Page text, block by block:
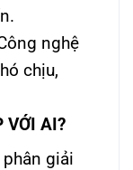
nghệ
chịu,
VỚI AI?
giải